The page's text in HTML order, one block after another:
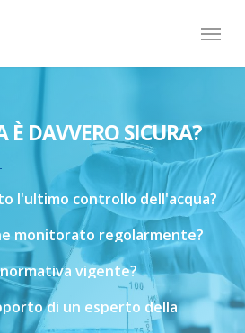
Menu
È DAVVERO SICURA?
l'ultimo controllo dell'acqua?
monitorato regolarmente?
normativa vigente?
di un esperto della